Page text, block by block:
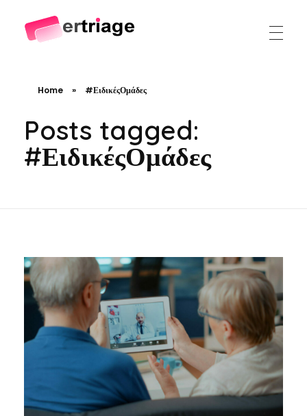
Home » #ΕιδικέςΟμάδες
Posts tagged:
#ΕιδικέςΟμάδες